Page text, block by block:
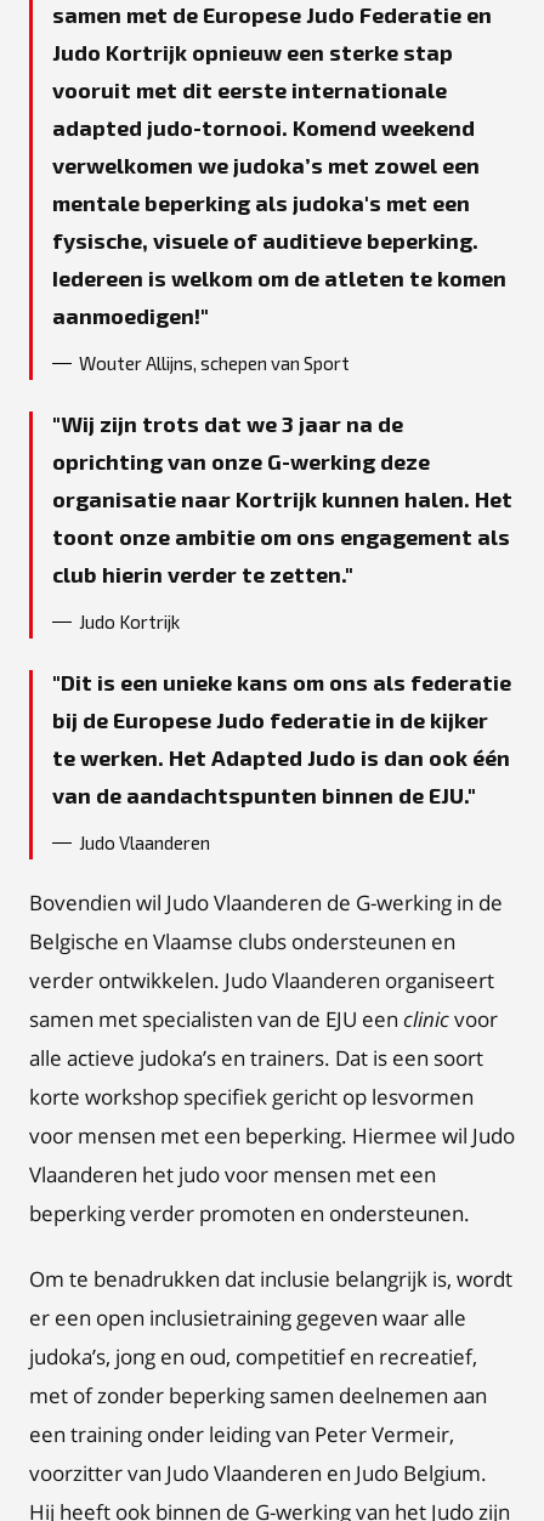
samen met de Europese Judo Federatie en
Judo Kortrijk opnieuw een sterke stap
vooruit met dit eerste internationale
adapted judo-tornooi. Komend weekend
verwelkomen we judoka’s met zowel een
mentale beperking als judoka's met een
fysische, visuele of auditieve beperking.
Iedereen is welkom om de atleten te komen
aanmoedigen!
Wouter Allijns, schepen van Sport
Wij zijn trots dat we 3 jaar na de
oprichting van onze G-werking deze
organisatie naar Kortrijk kunnen halen. Het
toont onze ambitie om ons engagement als
club hierin verder te zetten.
Judo Kortrijk
Dit is een unieke kans om ons als federatie
bij de Europese Judo federatie in de kijker
te werken. Het Adapted Judo is dan ook één
van de aandachtspunten binnen de EJU.
Judo Vlaanderen
Bovendien wil Judo Vlaanderen de G-werking in de
Belgische en Vlaamse clubs ondersteunen en
verder ontwikkelen. Judo Vlaanderen organiseert
samen met specialisten van de EJU een clinicvoor
alle actieve judoka’s en trainers. Dat is een soort
korte workshop specifiek gericht op lesvormen
voor mensen met een beperking. Hiermee wil Judo
Vlaanderen het judo voor mensen met een
beperking verder promoten en ondersteunen.
Om te benadrukken dat inclusie belangrijk is, wordt
er een open inclusietraining gegeven waar alle
judoka’s, jong en oud, competitief en recreatief,
met of zonder beperking samen deelnemen aan
een training onder leiding van Peter Vermeir,
voorzitter van Judo Vlaanderen en Judo Belgium.
Hij heeft ook binnen de G-werking van het Judo zijn